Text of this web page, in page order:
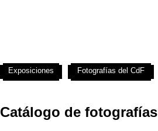
Catálogo de fotografías
Exposiciones Fotografías del CdF